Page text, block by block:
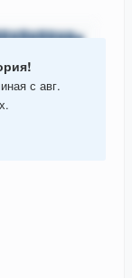
с авг.